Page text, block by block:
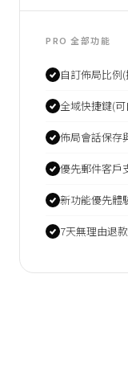
PRO 全部功能
自訂佈局比例
全域快捷鍵(可
佈局會話保存
優先郵件客戶
新功能優先體
7天無理由退